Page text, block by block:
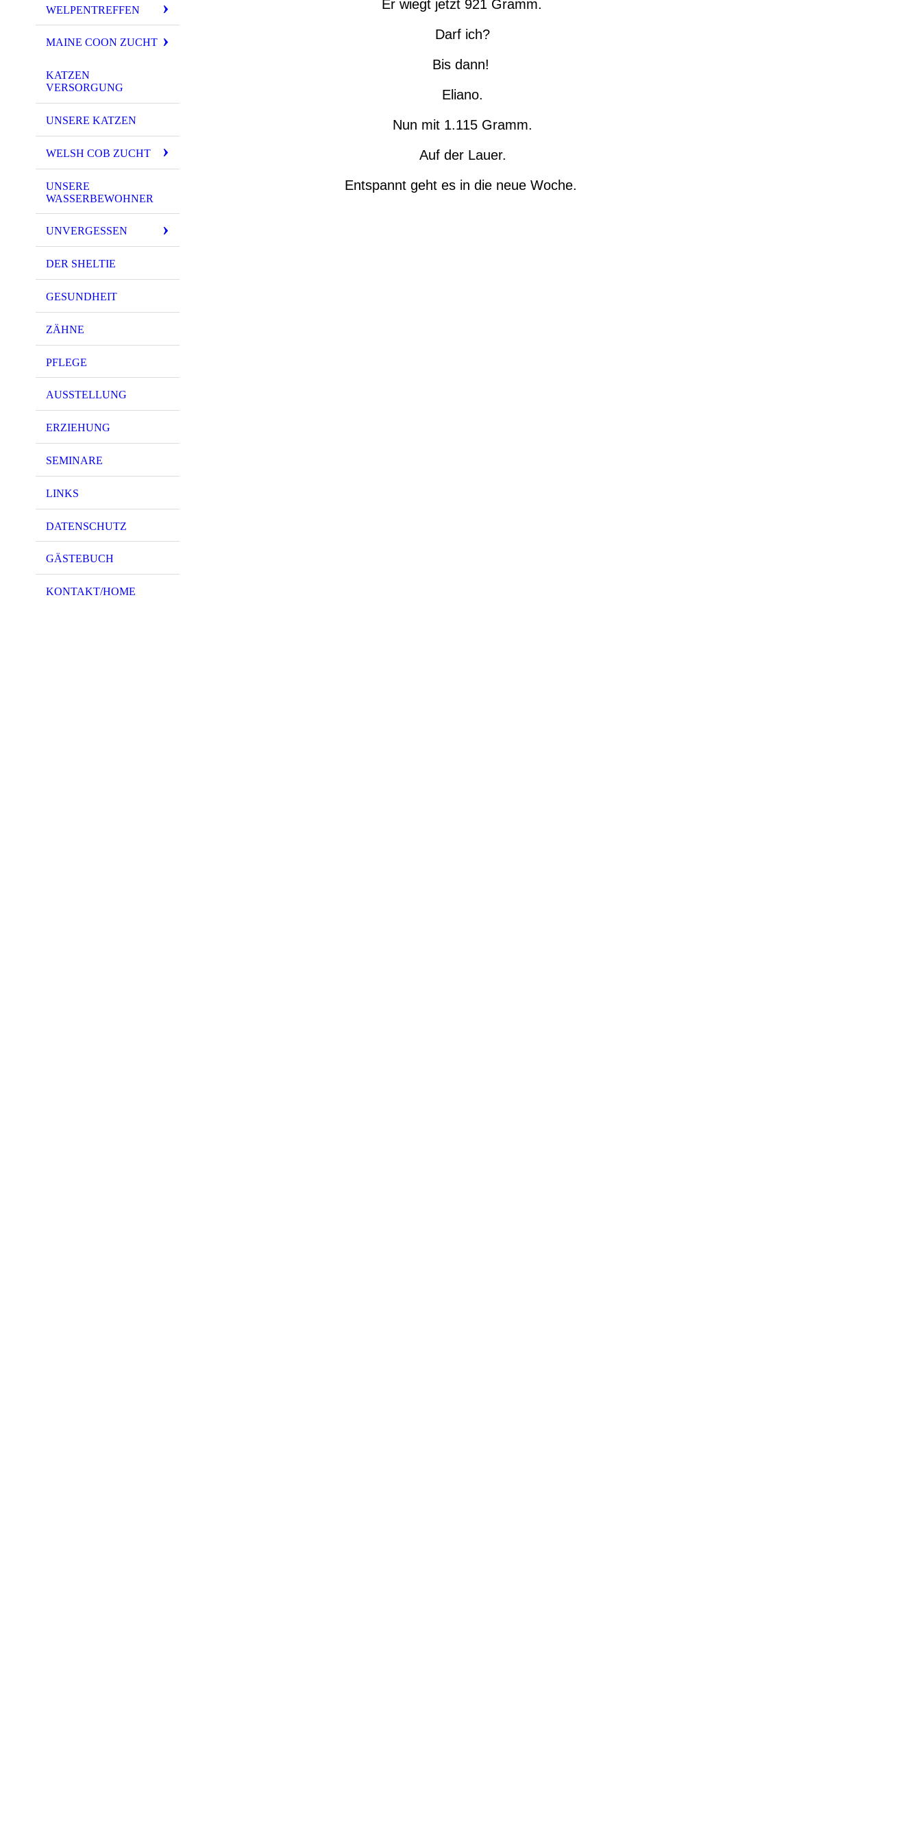
WELPENTREFFEN
MAINE COON ZUCHT
KATZEN
VERSORGUNG
UNSERE KATZEN
WELSH COB ZUCHT
UNSERE
WASSERBEWOHNER
UNVERGESSEN
DER SHELTIE
GESUNDHEIT
ZÄHNE
PFLEGE
AUSSTELLUNG
ERZIEHUNG
SEMINARE
LINKS
DATENSCHUTZ
GÄSTEBUCH
KONTAKT/HOME
Er wiegt jetzt 921 Gramm.
Darf ich?
Bis dann!
Eliano.
Nun mit 1.115 Gramm.
Auf der Lauer.
Entspannt geht es in die neue Woche.